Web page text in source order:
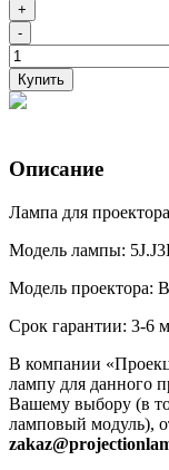
+
-
Купить
Описание
Лампа для
Модель лампы:
Модель проектора:
Срок гарантии: 3-6
В компании
лампу для данного
Вашему выбору (в
ламповый модуль),